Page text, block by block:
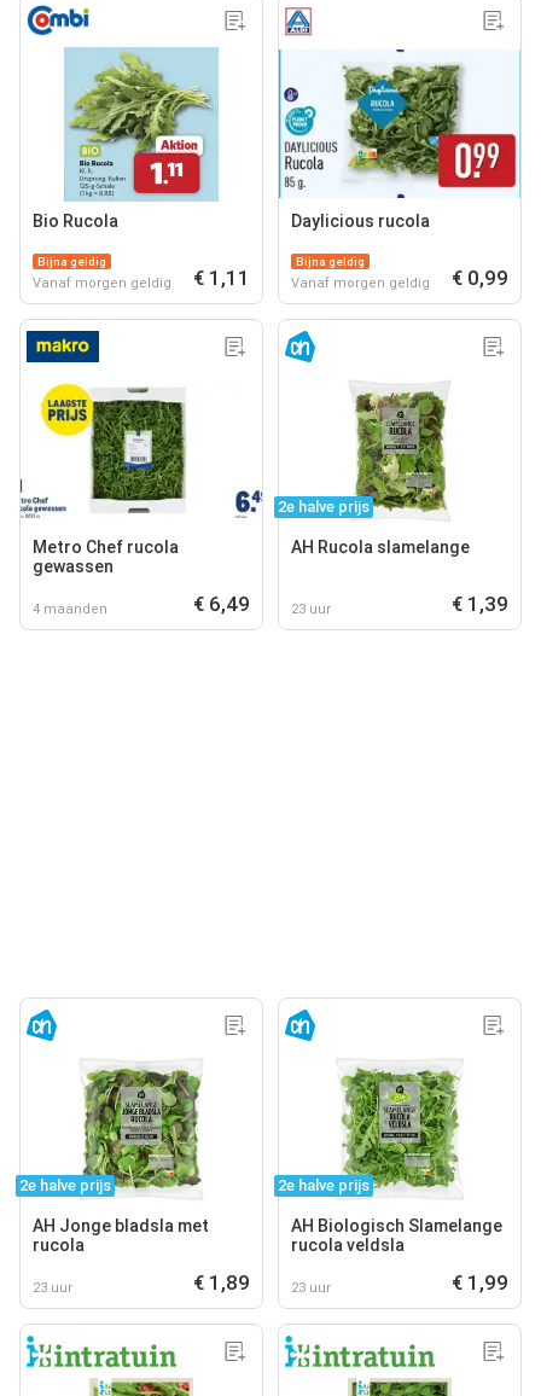
Bio Rucola
Bijna geldig
Vanaf morgen geldig € 1,11
Daylicious rucola
Bijna geldig
Vanaf morgen geldig € 0,99
Metro Chef rucola
gewassen
4 maanden € 6,49
2e halve prijs
AH Rucola slamelange
23 uur € 1,39
2e halve prijs
AH Jonge bladsla met
rucola
23 uur € 1,89
2e halve prijs
AH Biologisch Slamelange
rucola veldsla
23 uur € 1,99